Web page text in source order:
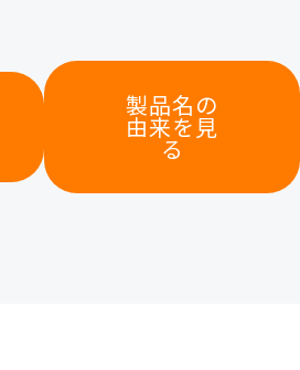
製品名の
由来を見
る